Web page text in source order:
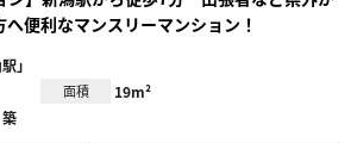
便利なマンスリーマンション！
」
面積 19m²